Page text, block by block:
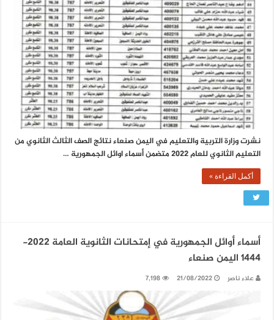
نشرت وزارة التربية والتعليم في اليمن صنعاء نتائج الصف الثالث الثانوي من
التعليم الثانوي للعام 2022 متضمن أسماء اوائل الجمهورية …
أكمل القراءة »
أسماء أوائل الجمهورية في إمتحانات الثانوية العامة 2022-
1444 اليمن صنعاء
علاء ناصر 21/08/2022
7,198